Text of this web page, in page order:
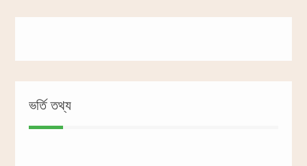
ভর্তি তথ্য